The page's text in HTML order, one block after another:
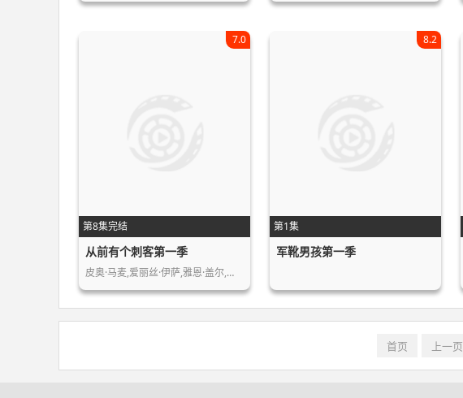
第8集完结
7.0
从前有个刺客第一季
皮奥·马麦,爱丽丝·伊萨,雅恩·盖尔,…
第1集
8.2
军靴男孩第一季
首页 上一页